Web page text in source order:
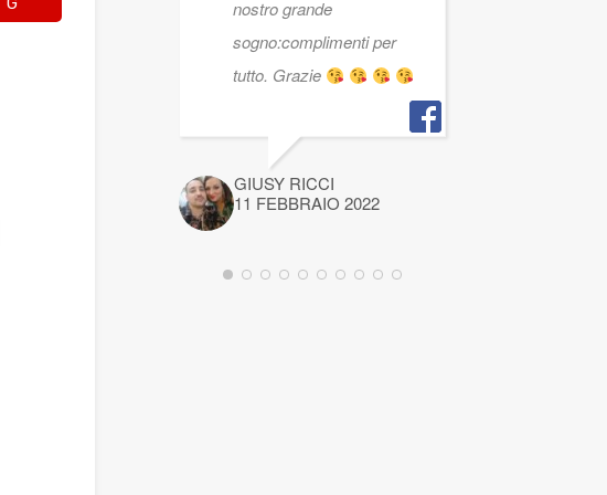
nostro grande
sogno:complimenti per
tutto. Grazie
GIUSY RICCI
11 FEBBRAIO 2022